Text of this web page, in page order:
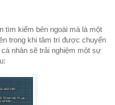
tìm kiếm bên ngoài mà là một
trong khi tâm trí được chuyển
nhân sẽ trải nghiệm một sự